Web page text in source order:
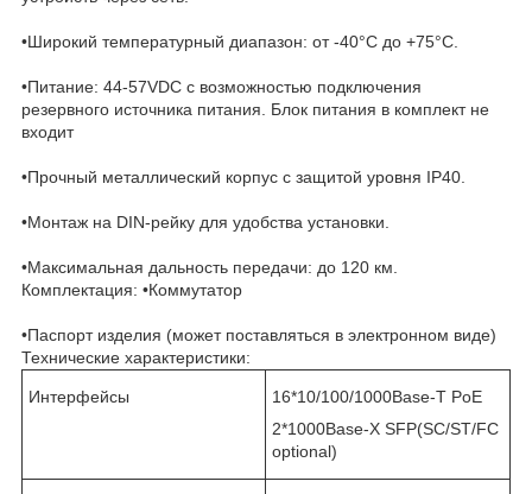
•Широкий температурный диапазон: от -40°C до +75°C.
•Питание: 44-57VDC с возможностью подключения
резервного источника питания. Блок питания в комплект не
входит
•Прочный металлический корпус с защитой уровня IP40.
•Монтаж на DIN-рейку для удобства установки.
•Максимальная дальность передачи: до 120 км.
Комплектация: •Коммутатор
•Паспорт изделия (может поставляться в электронном виде)
Технические характеристики:
Интерфейсы
16*10/100/1000Base-T PoE
2*1000Base-X SFP(SC/ST/FC
optional)